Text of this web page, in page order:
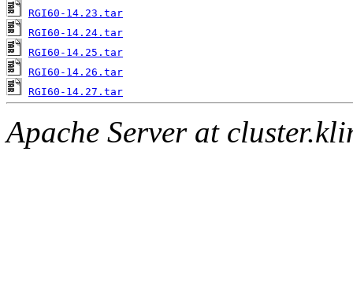
RGI60-14.23.tar
RGI60-14.24.tar
RGI60-14.25.tar
RGI60-14.26.tar
RGI60-14.27.tar
Apache Server at